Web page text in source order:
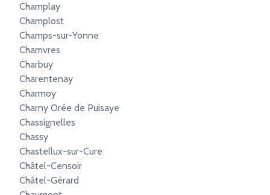
Champlay
Champlost
Champs-sur-Yonne
Chamvres
Charbuy
Charentenay
Charmoy
Charny Orée de Puisaye
Chassignelles
Chassy
Chastellux-sur-Cure
Châtel-Censoir
Châtel-Gérard